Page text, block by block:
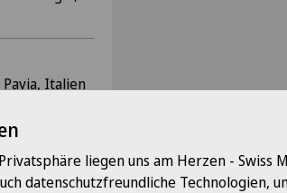
Italien
liegen uns am Herzen - Swiss
datenschutzfreundliche Technologien,